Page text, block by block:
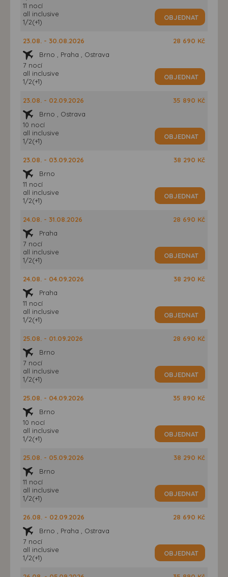
11 nocí
all inclusive
1/2(+1)
OBJEDNAT
23.08. - 30.08.2026
Brno , Praha , Ostrava
7 nocí
all inclusive
1/2(+1)
28 690 Kč
OBJEDNAT
23.08. - 02.09.2026
Brno , Ostrava
10 nocí
all inclusive
1/2(+1)
35 890 Kč
OBJEDNAT
23.08. - 03.09.2026
Brno
11 nocí
all inclusive
1/2(+1)
38 290 Kč
OBJEDNAT
24.08. - 31.08.2026
Praha
7 nocí
all inclusive
1/2(+1)
28 690 Kč
OBJEDNAT
24.08. - 04.09.2026
Praha
11 nocí
all inclusive
1/2(+1)
38 290 Kč
OBJEDNAT
25.08. - 01.09.2026
Brno
7 nocí
all inclusive
1/2(+1)
28 690 Kč
OBJEDNAT
25.08. - 04.09.2026
Brno
10 nocí
all inclusive
1/2(+1)
35 890 Kč
OBJEDNAT
25.08. - 05.09.2026
Brno
11 nocí
all inclusive
1/2(+1)
38 290 Kč
OBJEDNAT
26.08. - 02.09.2026
Brno , Praha , Ostrava
7 nocí
all inclusive
1/2(+1)
28 690 Kč
OBJEDNAT